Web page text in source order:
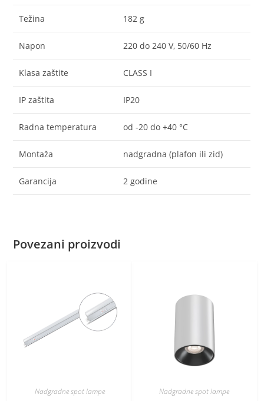
Težina 182 g
Napon 220 do 240 V, 50/60 Hz
Klasa zaštite CLASS I
IP zaštita IP20
Radna temperatura od -20 do +40 °C
Montaža nadgradna (plafon ili zid)
Garancija 2 godine
Povezani proizvodi
Nadgradne spot lampe Nadgradne spot lampe